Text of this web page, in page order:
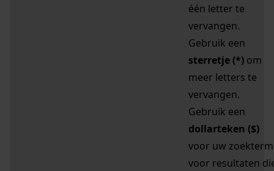
één letter te
vervangen.
Gebruik een
sterretje (*) om
meer letters te
vervangen.
Gebruik een
dollarteken ($)
voor uw zoekterm
voor resultaten